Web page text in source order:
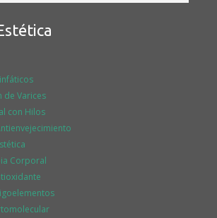
de Varices
con Hilos
Corporal